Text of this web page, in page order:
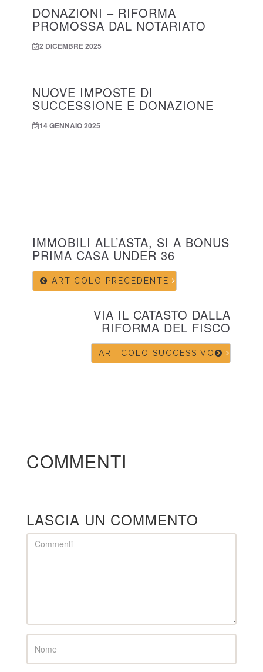
DONAZIONI – RIFORMA
PROMOSSA DAL NOTARIATO
2 DICEMBRE 2025
NUOVE IMPOSTE DI
SUCCESSIONE E DONAZIONE
14 GENNAIO 2025
IMMOBILI ALL’ASTA, SI A BONUS
PRIMA CASA UNDER 36
ARTICOLO PRECEDENTE
VIA IL CATASTO DALLA
RIFORMA DEL FISCO
ARTICOLO SUCCESSIVO
COMMENTI
LASCIA UN COMMENTO
Comment
Name